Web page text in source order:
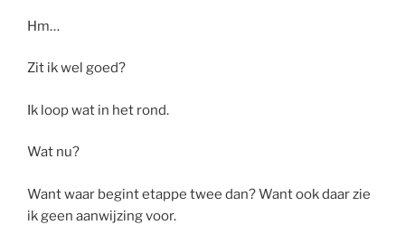
Hm…
Zit ik wel goed?
Ik loop wat in het rond.
Wat nu?
Want waar begint etappe twee dan? Want ook daar zie
ik geen aanwijzing voor.